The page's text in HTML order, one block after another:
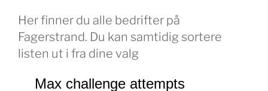
Her finner du alle bedrifter på
Fagerstrand. Du kan samtidig sortere
listen ut i fra dine valg